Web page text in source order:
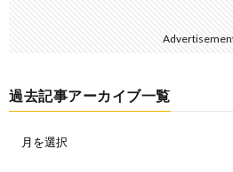
過去記事アーカイブ一覧